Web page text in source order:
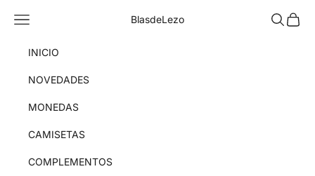
BlasdeLezo
Menú Buscar
Cesta
INICIO
NOVEDADES
MONEDAS
CAMISETAS
COMPLEMENTOS